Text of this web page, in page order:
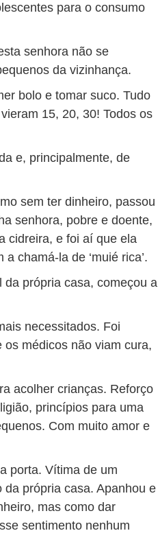
para o consumo
senhora não se
da vizinhança.
bolo e tomar suco. Tudo
15, 20, 30! Todos os
e, principalmente, de
sem ter dinheiro, passou
senhora, pobre e doente,
cidreira, e foi aí que ela
chamá-la de ‘muié rica’.
própria casa, começou a
necessitados. Foi
médicos não viam cura,
acolher crianças. Reforço
princípios para uma
Com muito amor e
porta. Vítima de um
própria casa. Apanhou e
mas como dar
sentimento nenhum